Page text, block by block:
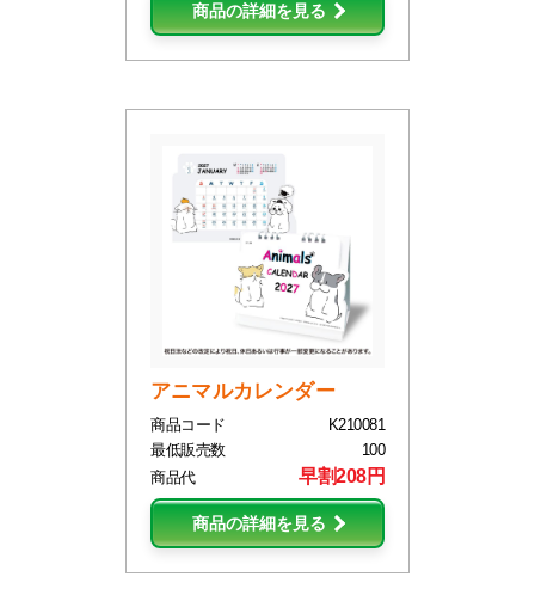
商品の詳細を見る
アニマルカレンダー
商品コード
K210081
最低販売数
100
商品代
早割208円
商品の詳細を見る